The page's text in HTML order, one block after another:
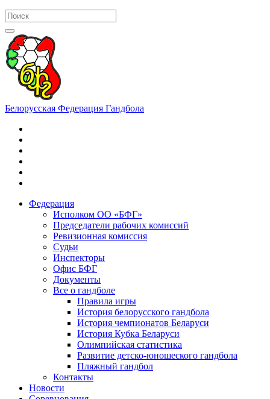
Белорусская Федерация Гандбола
Федерация
Исполком ОО «БФГ»
Председатели рабочих комиссий
Ревизионная комиссия
Судьи
Инспекторы
Офис БФГ
Документы
Все о гандболе
Правила игры
История белорусского гандбола
История чемпионатов Беларуси
История Кубка Беларуси
Олимпийская статистика
Развитие детско-юношеского гандбола
Пляжный гандбол
Контакты
Новости